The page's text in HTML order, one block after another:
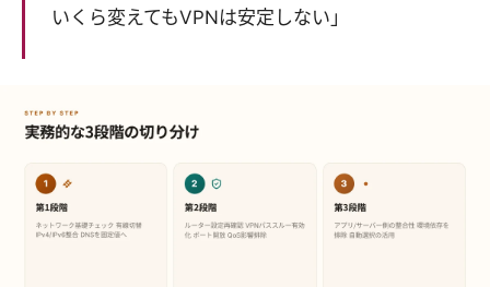
いくら変えてもVPNは安定しない」